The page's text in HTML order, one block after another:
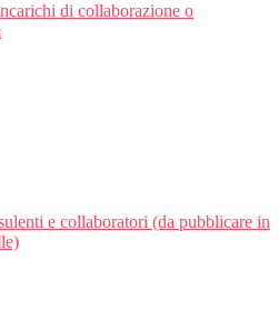
di collaborazione o
e collaboratori (da pubblicare in